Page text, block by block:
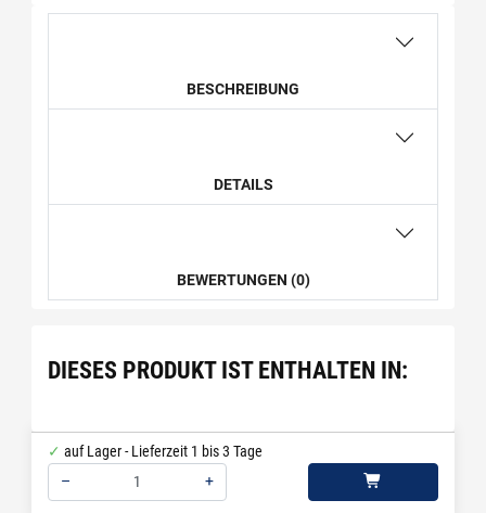
BESCHREIBUNG
DETAILS
BEWERTUNGEN (0)
DIESES PRODUKT IST ENTHALTEN IN:
auf Lager - Lieferzeit 1 bis 3 Tage
–
+